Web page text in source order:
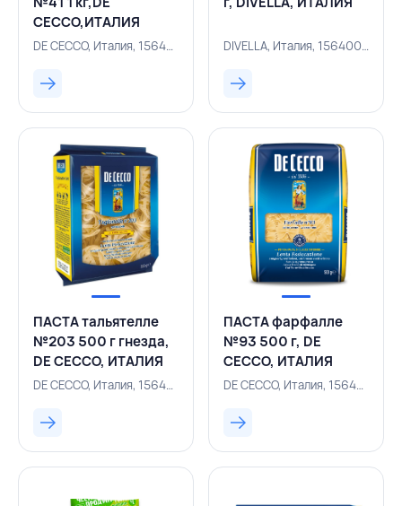
CECCO,ИТАЛИЯ
DE CECCO, Италия, 156400721 DIVELLA, Италия, 156400692
ПАСТА тальятелле
№203 500 г гнезда,
DE CECCO, ИТАЛИЯ
DE CECCO, Италия, 156400726
ПАСТА фарфалле
№93 500 г, DE
CECCO, ИТАЛИЯ
DE CECCO, Италия, 156400697